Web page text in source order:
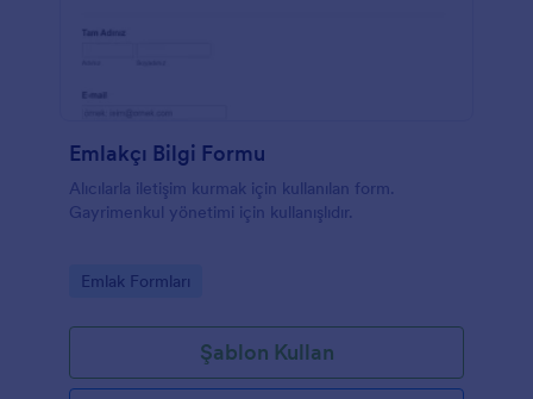
Emlakçı Bilgi Formu
Alıcılarla iletişim kurmak için kullanılan form.
Gayrimenkul yönetimi için kullanışlıdır.
Go to Category:
Emlak Formları
Şablon Kullan